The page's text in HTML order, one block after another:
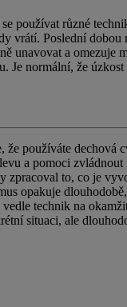
používat různé
vrátí. Poslední
unavovat a
Je normální, že
používáte
a pomoci
to, co je
opakuje
technik na
situaci, ale